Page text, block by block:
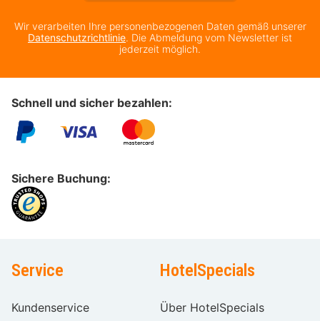
Wir verarbeiten Ihre personenbezogenen Daten gemäß unserer
Datenschutzrichtlinie. Die Abmeldung vom Newsletter ist
jederzeit möglich.
Schnell und sicher bezahlen:
Sichere Buchung:
Service
Kundenservice
HotelSpecials
Über HotelSpecials